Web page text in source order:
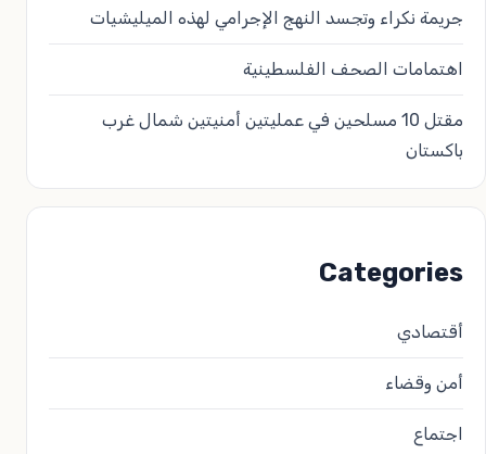
جريمة نكراء وتجسد النهج الإجرامي لهذه الميليشيات
اهتمامات الصحف الفلسطينية
مقتل 10 مسلحين في عمليتين أمنيتين شمال غرب
باكستان
Categories
أقتصادي
أمن وقضاء
اجتماع